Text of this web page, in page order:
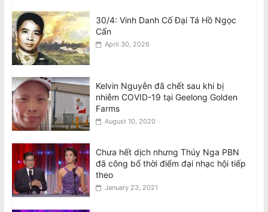
30/4: Vinh Danh Cố Đại Tá Hồ Ngọc
Cẩn
April 30, 2026
Kelvin Nguyễn đã chết sau khi bị
nhiễm COVID-19 tại Geelong Golden
Farms
August 10, 2020
Chưa hết dịch nhưng Thúy Nga PBN
đã công bố thời điểm đại nhạc hội tiếp
theo
January 23, 2021